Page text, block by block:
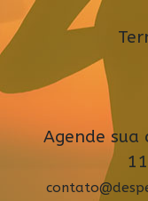
Agende sua